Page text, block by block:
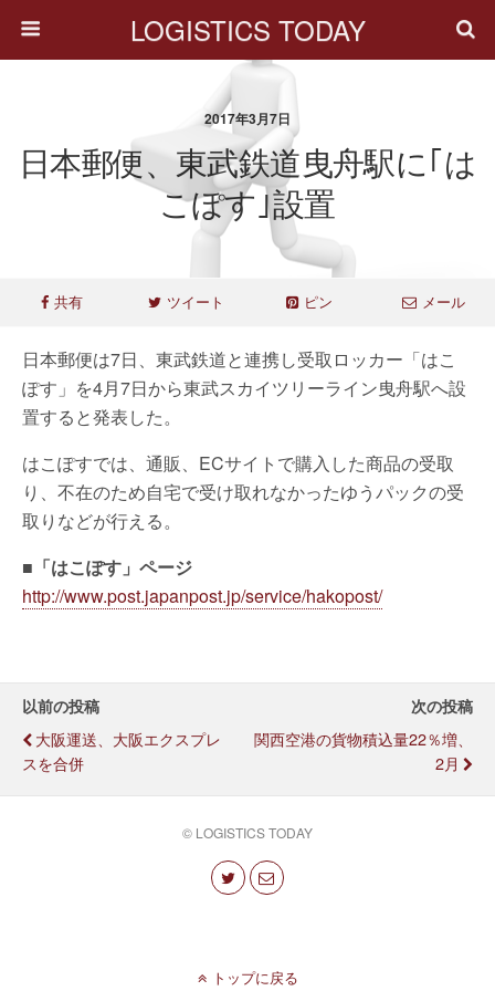
LOGISTICS TODAY
2017年3月7日
日本郵便、東武鉄道曳舟駅に｢は
こぽす｣設置
共有 ツイート ピン メール
日本郵便は7日、東武鉄道と連携し受取ロッカー「はこ
ぽす」を4月7日から東武スカイツリーライン曳舟駅へ設
置すると発表した。
はこぽすでは、通販、ECサイトで購入した商品の受取
り、不在のため自宅で受け取れなかったゆうパックの受
取りなどが行える。
■「はこぽす」ページ
http://www.post.japanpost.jp/service/hakopost/
以前の投稿
大阪運送、大阪エクスプレ
スを合併
次の投稿
関西空港の貨物積込量22％増、
2月
© LOGISTICS TODAY
トップに戻る